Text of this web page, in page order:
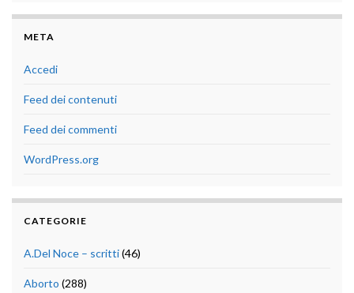
META
Accedi
Feed dei contenuti
Feed dei commenti
WordPress.org
CATEGORIE
A.Del Noce – scritti(46)
Aborto (288)